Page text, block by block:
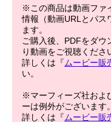
※この商品は動画ファ
情報（動画URLとパス
ます。
ご購入後、PDFをダウ
り動画をご視聴くださ
詳しくは『 ムービー販
い。
※マーフィーズ社およ
ーは例外がございます。
詳しくは『 ムービー販